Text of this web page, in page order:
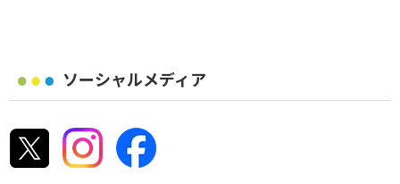
ソーシャルメディア